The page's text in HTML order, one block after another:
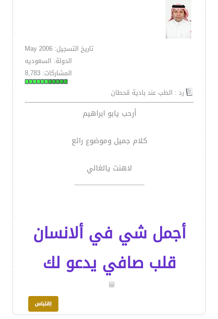
تاريخ التسجيل: May 2006
الدولة: السعوديه
المشاركات: 8,783
رد : الطب عند بادية قحطان
أرحب يابو ابراهيم
كلام جميل وموضوع رائع
لاهنت يالغالي
__________________
أجمل شي في ألانسان
قلب صافي يدعو لك